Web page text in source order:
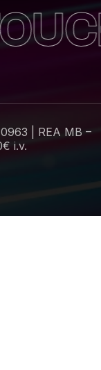
| REA MB –
i.v.